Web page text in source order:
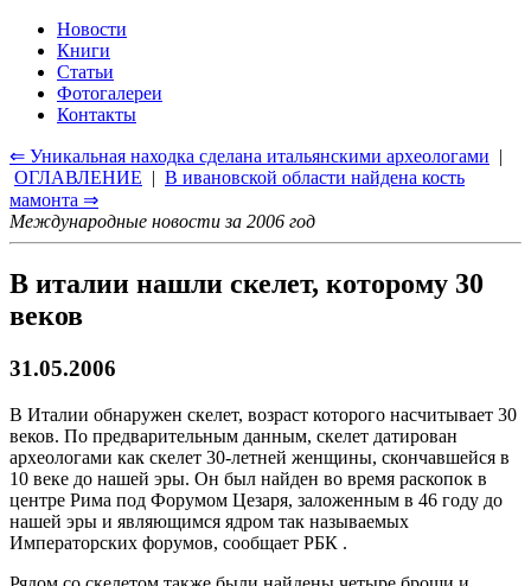
Новости
Книги
Статьи
Фотогалереи
Контакты
⇐ Уникальная находка сделана итальянскими археологами |
ОГЛАВЛЕНИЕ | В ивановской области найдена кость
мамонта ⇒
Международные новости за 2006 год
В италии нашли скелет, которому 30
веков
31.05.2006
В Италии обнаружен скелет, возраст которого насчитывает 30
веков. По предварительным данным, скелет датирован
археологами как скелет 30-летней женщины, скончавшейся в
10 веке до нашей эры. Он был найден во время раскопок в
центре Рима под Форумом Цезаря, заложенным в 46 году до
нашей эры и являющимся ядром так называемых
Императорских форумов, сообщает РБК .